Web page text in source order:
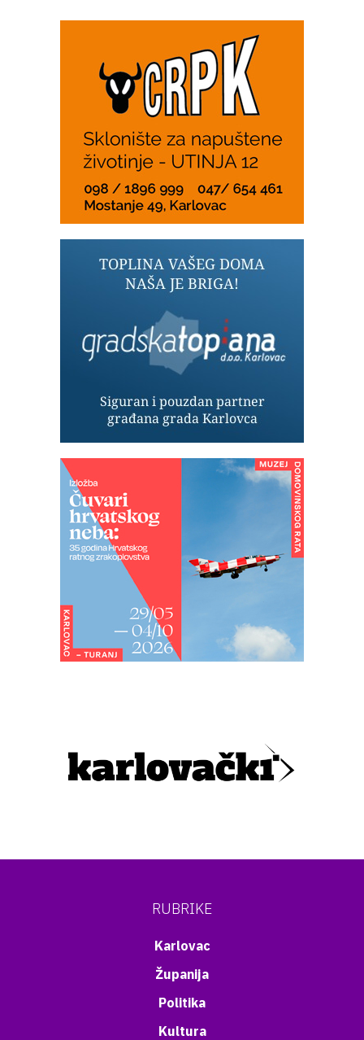
RUBRIKE
Karlovac
Županija
Politika
Kultura